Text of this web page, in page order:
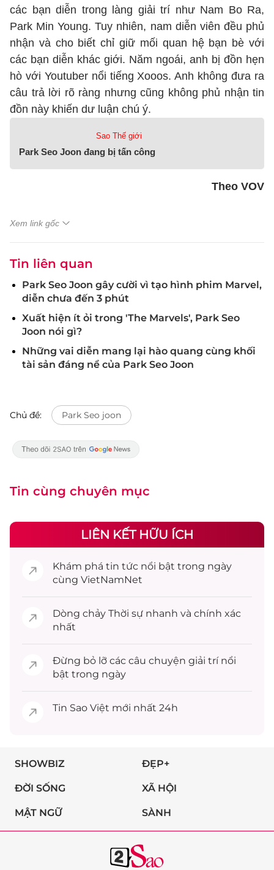
các bạn diễn trong làng giải trí như Nam Bo Ra,
Park Min Young. Tuy nhiên, nam diễn viên đều phủ
nhận và cho biết chỉ giữ mối quan hệ bạn bè với
các bạn diễn khác giới. Năm ngoái, anh bị đồn hẹn
hò với Youtuber nổi tiếng Xooos. Anh không đưa ra
câu trả lời rõ ràng nhưng cũng không phủ nhận tin
đồn này khiến dư luận chú ý.
Sao Thế giới
Park Seo Joon đang bị tấn công
Theo VOV
Xem link gốc
Tin liên quan
Park Seo Joon gây cười vì tạo hình phim Marvel,
diễn chưa đến 3 phút
Xuất hiện ít ỏi trong 'The Marvels', Park Seo
Joon nói gì?
Những vai diễn mang lại hào quang cùng khối
tài sản đáng nể của Park Seo Joon
Chủ đề: Park Seo joon
Tin cùng chuyên mục
LIÊN KẾT HỮU ÍCH
Khám phá tin tức nổi bật trong ngày
cùng VietNamNet
Dòng chảy Thời sự nhanh và chính xác
nhất
Đừng bỏ lỡ các câu chuyện giải trínổi
bật trong ngày
Tin Sao Việt mới nhất 24h
SHOWBIZ ĐẸP+
ĐỜI SỐNG XÃ HỘI
MẬT NGỮ SÀNH